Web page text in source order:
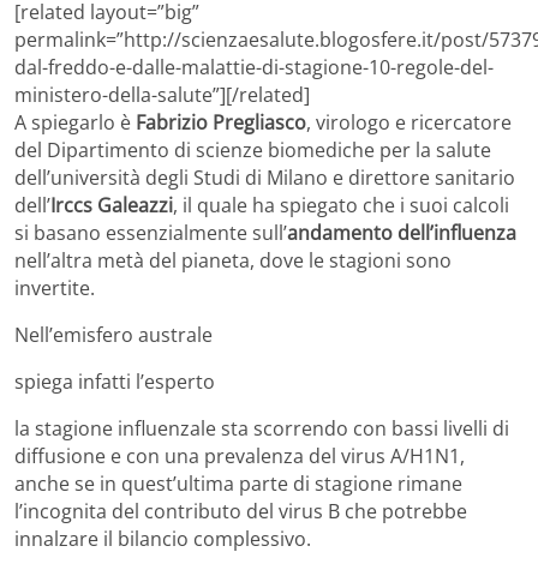
[related layout=”big”
permalink=”http://scienzaesalute.blogosfere.it/post/
dal-freddo-e-dalle-malattie-di-stagione-10-regole-del-
ministero-della-salute”][/related]
A spiegarlo è Fabrizio Pregliasco, virologo e ricercatore
del Dipartimento di scienze biomediche per la salute
dell’università degli Studi di Milano e direttore sanitario
dell’Irccs Galeazzi, il quale ha spiegato che i suoi calcoli
si basano essenzialmente sull’andamento dell’influenza
nell’altra metà del pianeta, dove le stagioni sono
invertite.
Nell’emisfero australe
spiega infatti l’esperto
la stagione influenzale sta scorrendo con bassi livelli di
diffusione e con una prevalenza del virus A/H1N1,
anche se in quest’ultima parte di stagione rimane
l’incognita del contributo del virus B che potrebbe
innalzare il bilancio complessivo.